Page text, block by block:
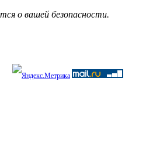
о вашей безопасности.